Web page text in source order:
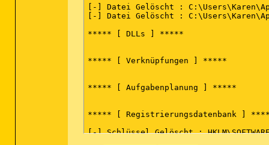
[-] Datei Gelöscht :
[-] Datei Gelöscht :
***** [ DLLs ] *****
***** [ Verknüpfungen ] *****
***** [ Aufgabenplanung ] *****
***** [ Registrierungsdatenbank ]
[-] Schlüssel Gelöscht :